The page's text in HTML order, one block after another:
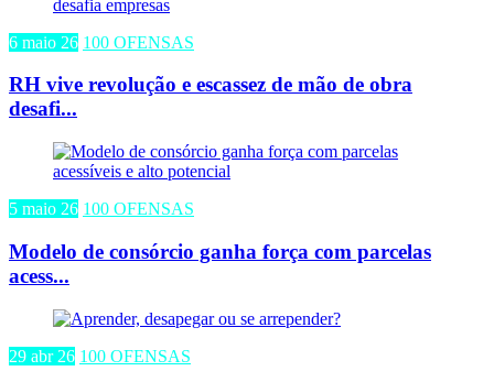
6 maio 26 100 OFENSAS
RH vive revolução e escassez de mão de obra
desafi...
5 maio 26 100 OFENSAS
Modelo de consórcio ganha força com parcelas
acess...
29 abr 26 100 OFENSAS